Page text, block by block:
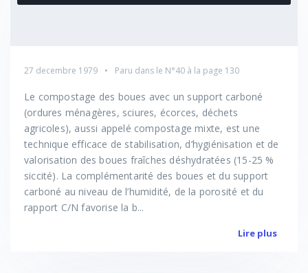
27 decembre 1979 Paru dans le N°40 à la page 130
Le compostage des boues avec un support carboné
(ordures ménagères, sciures, écorces, déchets
agricoles), aussi appelé compostage mixte, est une
technique efficace de stabilisation, d’hygiénisation et de
valorisation des boues fraîches déshydratées (15-25 %
siccité). La complémentarité des boues et du support
carboné au niveau de l’humidité, de la porosité et du
rapport C/N favorise la b...
Lire plus